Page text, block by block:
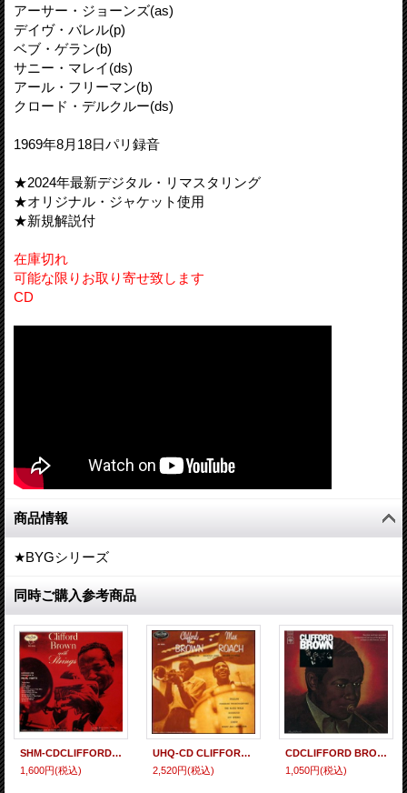
アーサー・ジョーンズ(as)
デイヴ・バレル(p)
ベブ・ゲラン(b)
サニー・マレイ(ds)
アール・フリーマン(b)
クロード・デルクルー(ds)
1969年8月18日パリ録音
★2024年最新デジタル・リマスタリング
★オリジナル・ジャケット使用
★新規解説付
在庫切れ
可能な限りお取り寄せ致します
CD
商品情報
★BYGシリーズ
同時ご購入参考商品
SHM-CDCLIFFORD BROWN クリフォード・ブラウン / CLIFFORD BROWN WITH STRINGS クリフォード・ブラウン・ウィズ・ストリングス
1,600円(税込)
UHQ-CD CLIFFORD BROWN = MAX ROACH クリフォード・ブラウン = マックス・ローチ / CLIFFORD BROWN = MAX ROACH + 2 クリフォード・ブラウン = マックス・ローチ + 2
2,520円(税込)
CDCLIFFORD BROWN クリフォード・ブラウン / THE BEGINNING AND THE ENDザ・ビギニング・アンド・ジ・エンド
1,050円(税込)